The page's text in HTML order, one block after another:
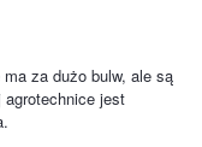
za dużo bulw, ale są
jest